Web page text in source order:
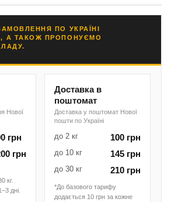
ПО УКРАЇНІ
ТАКОЖ ПРОПОНУЄМО
Нової
грн
грн
кг.
дні.
Доставка в
поштомат
Доставка у поштомат Нової
пошти по Україні
до 2 кг 100 грн
до 10 кг 145 грн
до 30 кг 210 грн
*До базового тарифу
додається 10 грн за кожне